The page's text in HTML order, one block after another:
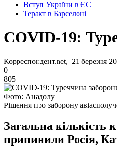
Вступ України в ЄС
Теракт в Барселоні
СOVID-19:
Корреспондент.net, 21 березня
0
805
Фото: Анадолу
Рішення про заборону
Загальна кількість
припинили Росія,